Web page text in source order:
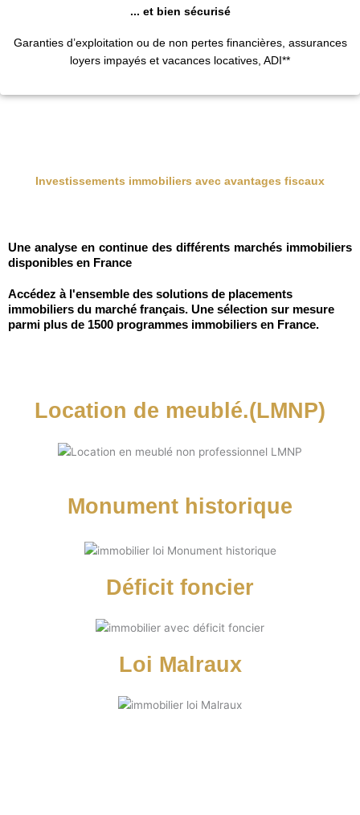
... et bien sécurisé
Garanties d’exploitation ou de non pertes financières, assurances
loyers impayés et vacances locatives, ADI**
Investissements immobiliers avec avantages fiscaux
Une analyse en continue des différents marchés immobiliers
disponibles en France
Accédez à l'ensemble des solutions de placements
immobiliers du marché français. Une sélection sur mesure
parmi plus de 1500 programmes immobiliers en France.
Location de meublé.(LMNP)
Monument historique
Déficit foncier
Loi Malraux